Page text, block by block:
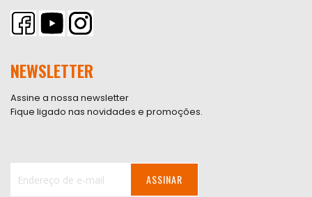
NEWSLETTER
Assine a nossa newsletter
Fique ligado nas novidades e promoções.
ASSINAR